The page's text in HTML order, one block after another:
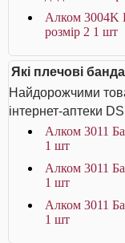
Алком 3004K
розмір 2 1 шт
Які плечові
Найдорожчими
інтернет-аптеки
Алком 3011
1 шт
Алком 3011
1 шт
Алком 3011
1 шт